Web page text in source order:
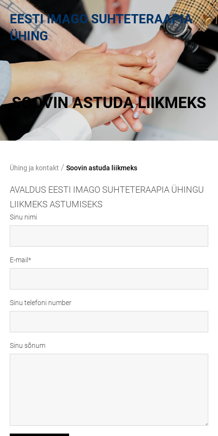
EESTI IMAGO SUHTETERAAPIA
ÜHING
SOOVIN ASTUDA LIIKMEKS
Ühing ja kontakt / Soovin astuda liikmeks
AVALDUS EESTI IMAGO SUHTETERAAPIA ÜHINGU
LIIKMEKS ASTUMISEKS
Sinu nimi
E-mail
Sinu telefoni number
Sinu sõnum